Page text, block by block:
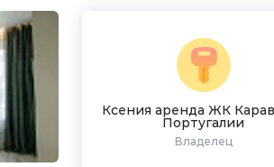
Ксения аренда ЖК
Португалии
Владелец